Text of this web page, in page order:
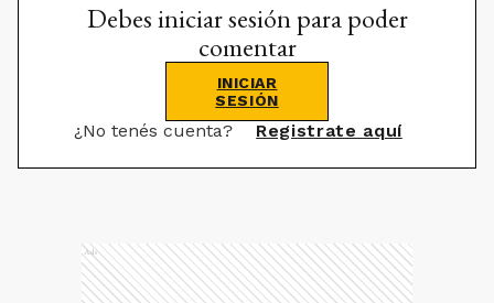
Debes iniciar sesión para poder
comentar
INICIAR
SESIÓN
¿No tenés cuenta? Registrate aquí
Ads